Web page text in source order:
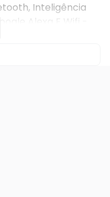
Inteligência
Alexa E Wifi -